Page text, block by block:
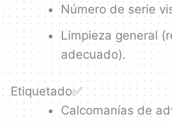
Número de serie
Limpieza general
adecuado).
Etiquetado✅
Calcomanías de